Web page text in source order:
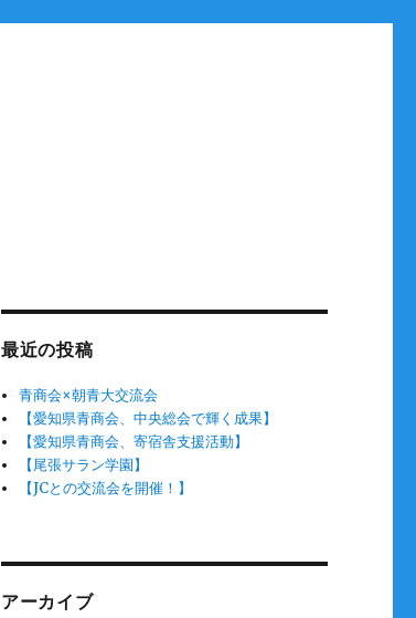
最近の投稿
青商会×朝青大交流会
【愛知県青商会、中央総会で輝く成果】
【愛知県青商会、寄宿舎支援活動】
【尾張サラン学園】
【JCとの交流会を開催！】
アーカイブ